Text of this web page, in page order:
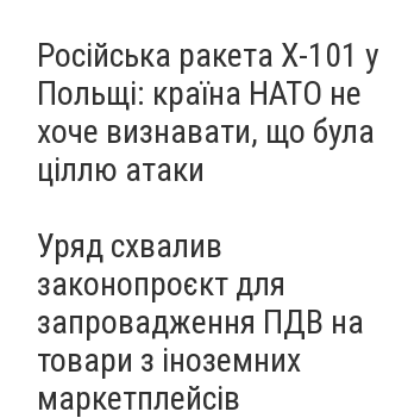
Російська ракета Х-101 у
Польщі: країна НАТО не
хоче визнавати, що була
ціллю атаки
Уряд схвалив
законопроєкт для
запровадження ПДВ на
товари з іноземних
маркетплейсів